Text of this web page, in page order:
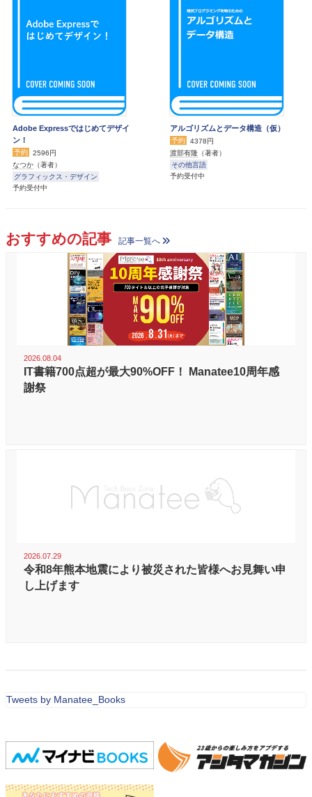
Adobe Expressではじめてデザイ
ン！
予約
2596円
なつか （著者）
グラフィックス・デザイン
予約受付中
アルゴリズムとデータ構造（仮）
予約
4378円
渡部有隆 （著者）
その他言語
予約受付中
おすすめの記事 記事一覧へ
2026.08.04
IT書籍700点超が最大90%OFF！ Manatee10周年感
謝祭
2026.07.29
令和8年熊本地震により被災された皆様へお見舞い申
し上げます
Tweets by Manatee_Books